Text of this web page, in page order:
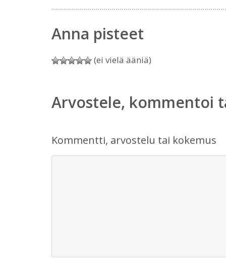
Anna pisteet
(ei vielä ääniä)
Arvostele, kommentoi
Kommentti, arvostelu tai kokemus